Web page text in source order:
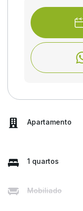
Apartamento
1 quartos
Mobiliado